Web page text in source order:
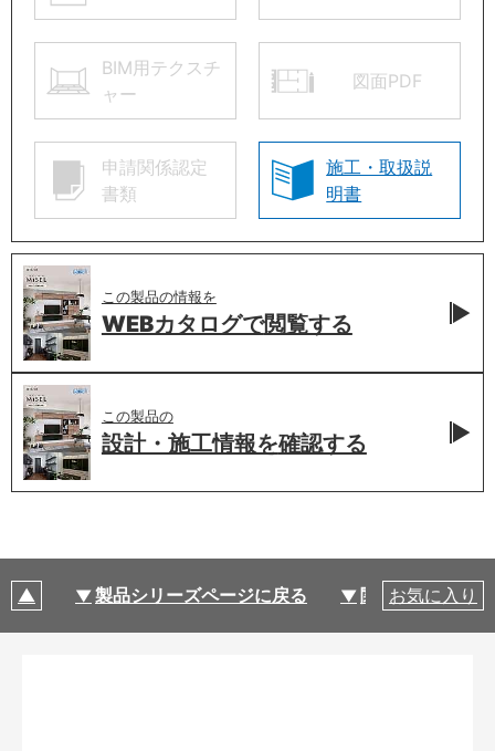
BIM用テクスチ
ャー
図面PDF
申請関係認定
書類
施工・取扱説
明書
この製品の情報を
WEBカタログで閲覧する
この製品の
設計・施工情報を確認する
製品シリーズページに戻る 関連部材・関連
お気に入り